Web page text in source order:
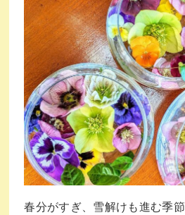
春分がすぎ、雪解けも進む季